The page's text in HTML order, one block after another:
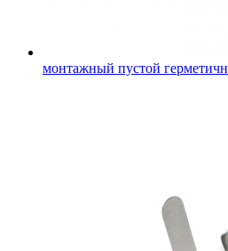
монтажный пустой